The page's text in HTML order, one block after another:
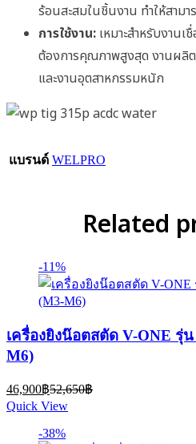
ร้อนสะสมในชิ้นงาน ทำให้สามา
การใช้งาน: เหมาะสำหรับงาน
ต้องการคุณภาพสูงสุด งานผลิ
และงานอุตสาหกรรมหนัก
แบรนด์ WELPRO
Related
-11%
เครื่องยิงน๊อตสตัด V-ONE รุ่
M6)
46,900฿Current
price
is:
46,900฿.
52,650฿
Quick View
-38%